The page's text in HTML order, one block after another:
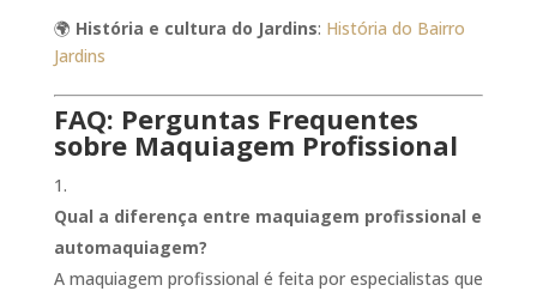
🌍 História e cultura do Jardins: História do Bairro
Jardins
FAQ: Perguntas Frequentes
sobre Maquiagem Profissional
Qual a diferença entre maquiagem profissional e
automaquiagem?
A maquiagem profissional é feita por especialistas que